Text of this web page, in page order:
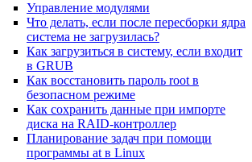
Управление модулями
Что делать, если после пересборки ядра
система не загрузилась?
Как загрузиться в систему, если входит
в GRUB
Как восстановить пароль root в
безопасном режиме
Как сохранить данные при импорте
диска на RAID-контроллер
Планирование задач при помощи
программы at в Linux